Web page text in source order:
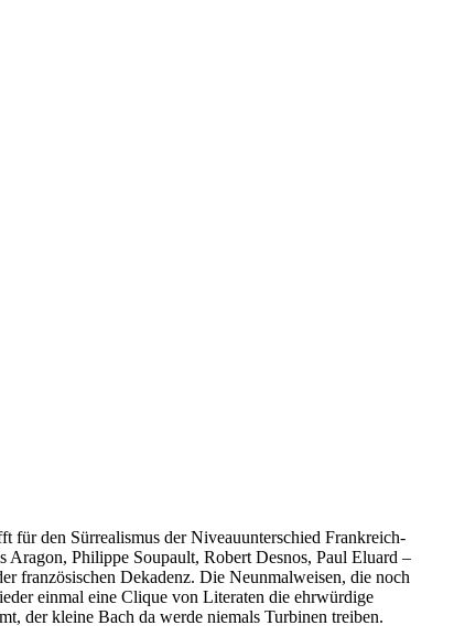
für den Sürrealismus der Niveauunterschied Frankreich-
Philippe Soupault, Robert Desnos, Paul Eluard –
französischen Dekadenz. Die Neunmalweisen, die noch
einmal eine Clique von Literaten die ehrwürdige
der kleine Bach da werde niemals Turbinen treiben.